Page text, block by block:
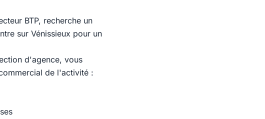
BTP, recherche un
sur Vénissieux pour un
d'agence, vous
de l'activité :